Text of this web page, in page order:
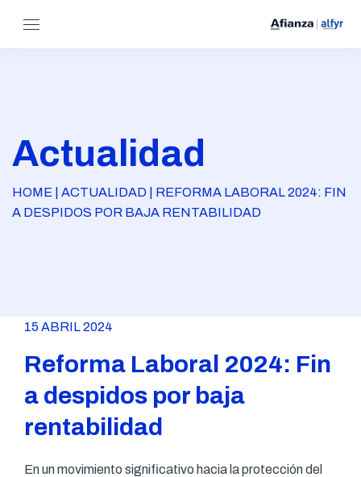
Actualidad
HOME | ACTUALIDAD | REFORMA LABORAL 2024: FIN
A DESPIDOS POR BAJA RENTABILIDAD
15 ABRIL 2024
Reforma Laboral 2024: Fin
a despidos por baja
rentabilidad
En un movimiento significativo hacia la protección del